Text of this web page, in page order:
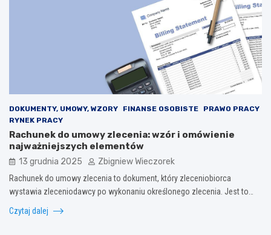
DOKUMENTY, UMOWY, WZORY FINANSE OSOBISTE
PRAWO PRACY
RYNEK PRACY
Rachunek do umowy zlecenia: wzór i omówienie
najważniejszych elementów
13 grudnia 2025 Zbigniew Wieczorek
Rachunek do umowy zlecenia to dokument, który zleceniobiorca
wystawia zleceniodawcy po wykonaniu określonego zlecenia. Jest to…
Czytaj dalej